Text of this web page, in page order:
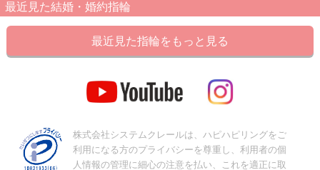
最近見た結婚・婚約指輪
最近見た指輪をもっと見る
株式会社システムクレールは、ハピハピリングをご
利用になる方のプライバシーを尊重し、利用者の個
人情報の管理に細心の注意を払い、これを適正に取